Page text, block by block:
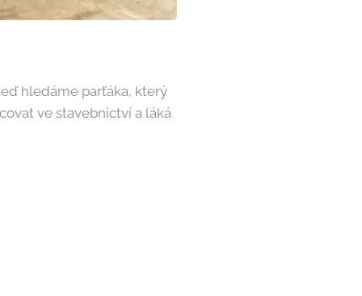
hledáme parťáka, který
ve stavebnictví a láká